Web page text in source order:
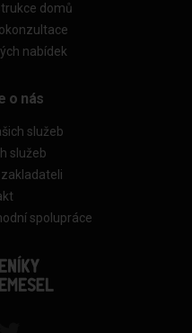
domů
nabídek
o nás
služeb
služeb
spolupráce